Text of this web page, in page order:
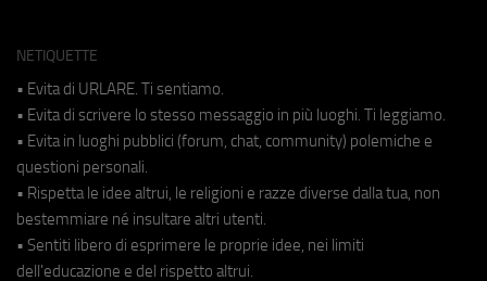
NETIQUETTE
• Evita di URLARE. Ti sentiamo.
• Evita di scrivere lo stesso messaggio in più luoghi. Ti leggiamo.
• Evita in luoghi pubblici (forum, chat, community) polemiche e
questioni personali.
• Rispetta le idee altrui, le religioni e razze diverse dalla tua, non
bestemmiare né insultare altri utenti.
• Sentiti libero di esprimere le proprie idee, nei limiti
dell'educazione e del rispetto altrui.